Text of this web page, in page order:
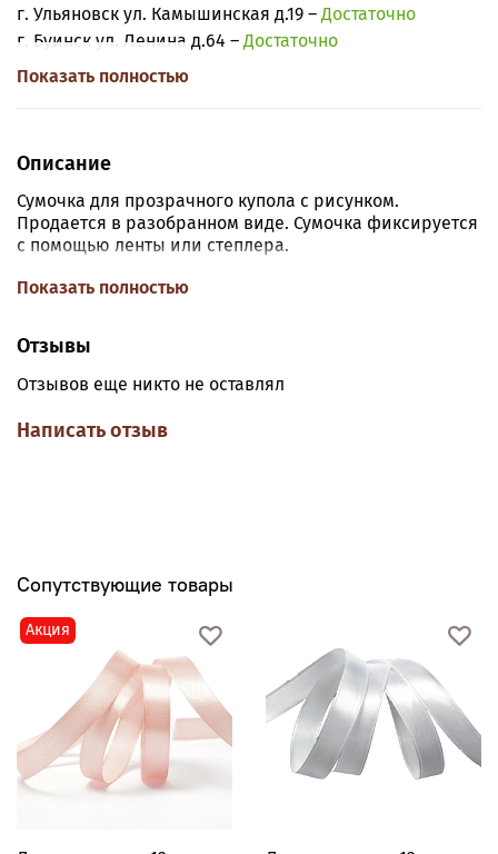
г. Ульяновск ул. Камышинская д.19 –Достаточно
г. Буинск ул. Ленина д.64 –Достаточно
Показать полностью
Описание
Сумочка для прозрачного купола с рисунком.
Продается в разобранном виде. Сумочка фиксируется
с помощью ленты или степлера.
Размер: Высота сумочки (с ручками) 14 см., ширина 12
ВАЖНО: купол не входит в стоимость и покупается
Показать полностью
Отзывы
Отзывов еще никто не оставлял
Написать отзыв
Сопутствующие товары
Акция